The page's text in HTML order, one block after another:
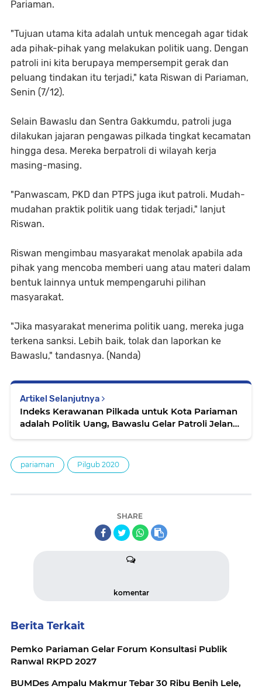
Pariaman.
"Tujuan utama kita adalah untuk mencegah agar tidak
ada pihak-pihak yang melakukan politik uang. Dengan
patroli ini kita berupaya mempersempit gerak dan
peluang tindakan itu terjadi," kata Riswan di Pariaman,
Senin (7/12).
Selain Bawaslu dan Sentra Gakkumdu, patroli juga
dilakukan jajaran pengawas pilkada tingkat kecamatan
hingga desa. Mereka berpatroli di wilayah kerja
masing-masing.
"Panwascam, PKD dan PTPS juga ikut patroli. Mudah-
mudahan praktik politik uang tidak terjadi," lanjut
Riswan.
Riswan mengimbau masyarakat menolak apabila ada
pihak yang mencoba memberi uang atau materi dalam
bentuk lainnya untuk mempengaruhi pilihan
masyarakat.
"Jika masyarakat menerima politik uang, mereka juga
terkena sanksi. Lebih baik, tolak dan laporkan ke
Bawaslu," tandasnya. (Nanda)
Artikel Selanjutnya
Indeks Kerawanan Pilkada untuk Kota Pariaman
adalah Politik Uang, Bawaslu Gelar Patroli Jelang
pariaman Pilgub 2020
SHARE
komentar
Berita Terkait
Pemko Pariaman Gelar Forum Konsultasi Publik
Ranwal RKPD 2027
BUMDes Ampalu Makmur Tebar 30 Ribu Benih Lele,